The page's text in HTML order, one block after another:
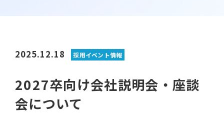
2025.12.18 採用イベント情報
2027卒向け会社説明会・座談
会について